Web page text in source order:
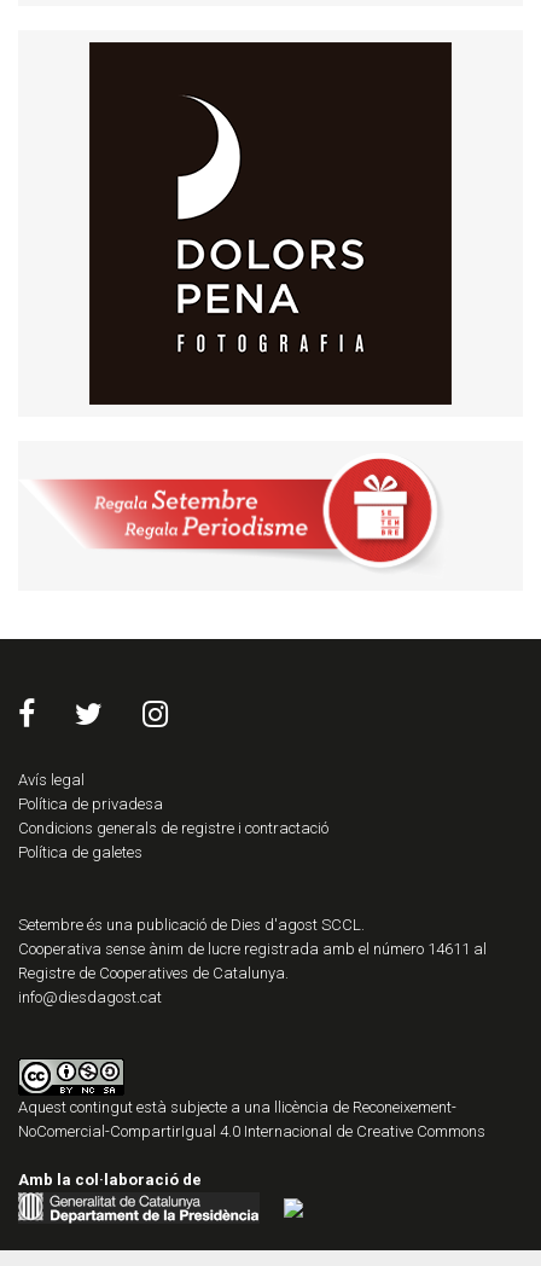
Avís legal
Política de privadesa
Condicions generals de registre i contractació
Política de galetes
Setembre és una publicació de Dies d'agost SCCL.
Cooperativa sense ànim de lucre registrada amb el número 14611 al
Registre de Cooperatives de Catalunya.
info@diesdagost.cat
Aquest contingut està subjecte a una llicència de Reconeixement-
NoComercial-CompartirIgual 4.0 Internacional de Creative Commons
Amb la col·laboració de